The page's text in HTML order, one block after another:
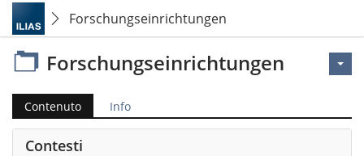
Forschungseinrichtungen
Forschungseinrichtungen
Contenuto Info
Contesti